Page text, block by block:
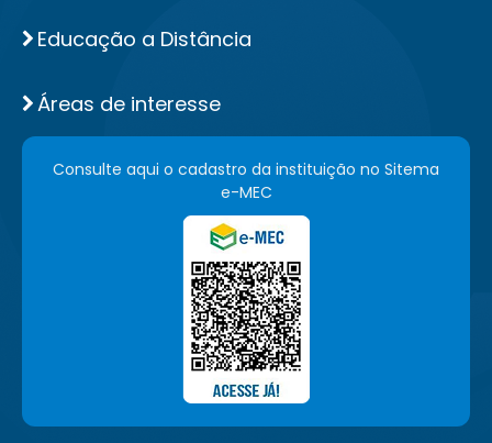
Educação a Distância
Áreas de interesse
Consulte aqui o cadastro da instituição no Sitema
e-MEC